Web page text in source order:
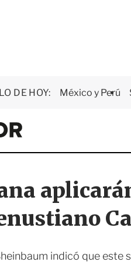
LO DE HOY: México y Perú
E
x
e
o
r
indicó que